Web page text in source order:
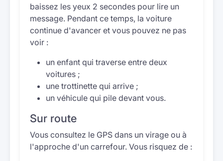
baissez les yeux 2 secondes pour lire un
message. Pendant ce temps, la voiture
continue d'avancer et vous pouvez ne pas
voir :
un enfant qui traverse entre deux
voitures ;
une trottinette qui arrive ;
un véhicule qui pile devant vous.
Sur route
Vous consultez le GPS dans un virage ou à
l'approche d'un carrefour. Vous risquez de :